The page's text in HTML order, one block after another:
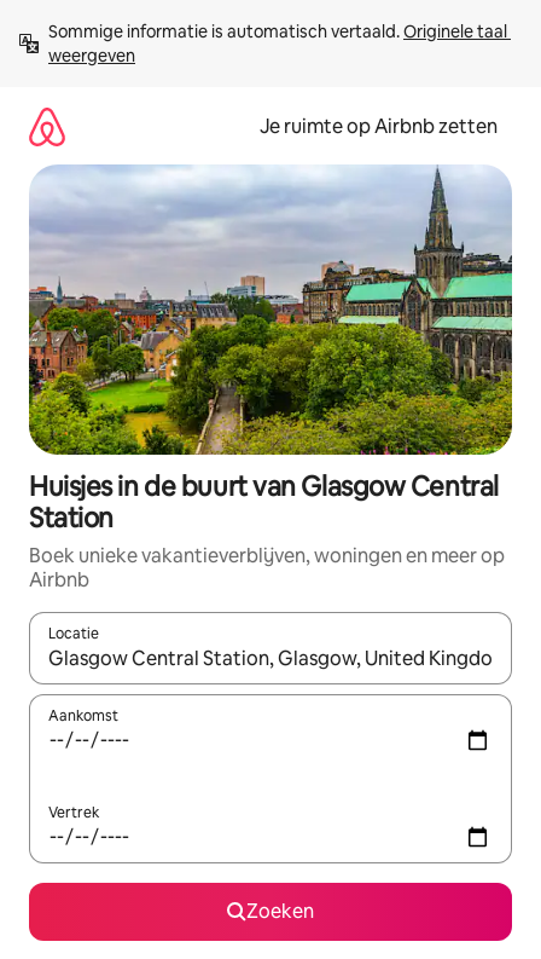
direct
naar
Sommige informatie is automatisch vertaald. Originele taal
weergeven
Je ruimte op Airbnb zetten
Huisjes in de buurt van Glasgow Central
Station
Boek unieke vakantieverblijven, woningen en meer op
Airbnb
Locatie
Wanneer er suggesties beschikbaar zijn, maak je een keuze
Aankomst
Vertrek
Zoeken